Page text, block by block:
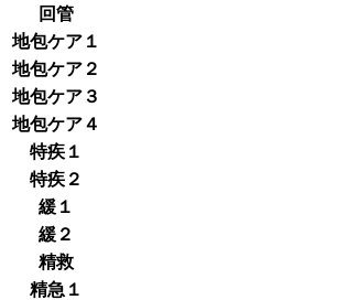
回管
地包ケア１
地包ケア２
地包ケア３
地包ケア４
特疾１
特疾２
緩１
緩２
精救
精急１